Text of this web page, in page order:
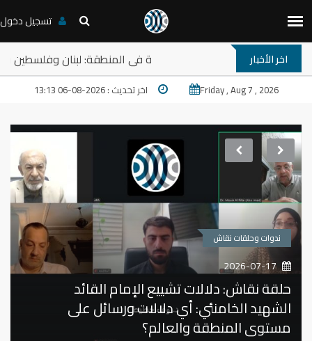
تسجيل دخول
اخر الأخبارحلقة نقاش: ترامب والمخارج المستعصية في المنطقة:
Friday , Aug 7 , 2026 اخر تحديث : 2026-08-06 13:13
ندوات وحلقات نقاش
2026-07-14
حلقة نقاش: "الاتفاقيات المؤقتة في خضم
الحرب المفتوحة: أي مصير وأفق؟"